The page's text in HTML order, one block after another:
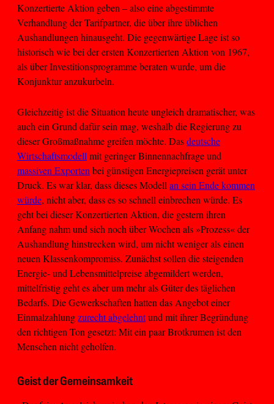
Konzertierte Aktion geben – also eine abgestimmte
Verhandlung der Tarifpartner, die über ihre üblichen
Aushandlungen hinausgeht. Die gegenwärtige Lage ist so
historisch wie bei der ersten Konzertierten Aktion von 1967,
als über Investitionsprogramme beraten wurde, um die
Konjunktur anzukurbeln.
Gleichzeitig ist die Situation heute ungleich dramatischer, was
auch ein Grund dafür sein mag, weshalb die Regierung zu
dieser Großmaßnahme greifen möchte. Dasdeutsche
Wirtschaftsmodellmit geringer Binnennachfrage und
massiven Exportenbei günstigen Energiepreisen gerät unter
Druck. Es war klar, dass dieses Modellan sein Ende kommen
würde, nicht aber, dass es so schnell einbrechen würde. Es
geht bei dieser Konzertierten Aktion, die gestern ihren
Anfang nahm und sich noch über Wochen als »Prozess« der
Aushandlung hinstrecken wird, um nicht weniger als einen
neuen Klassenkompromiss. Zunächst sollen die steigenden
Energie- und Lebensmittelpreise abgemildert werden,
mittelfristig geht es aber um mehr als Güter des täglichen
Bedarfs. Die Gewerkschaften hatten das Angebot einer
Einmalzahlungzurecht abgelehntund mit ihrer Begründung
den richtigen Ton gesetzt: Mit ein paar Brotkrumen ist den
Menschen nicht geholfen.
Geist der Gemeinsamkeit